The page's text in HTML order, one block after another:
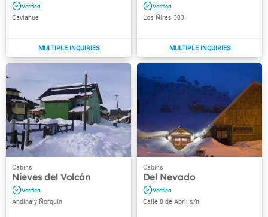
Caviahue Los Ñires 383
Nieves del Volcán
Andina y Ñorquin
Del Nevado
Calle 8 de Abril s/n